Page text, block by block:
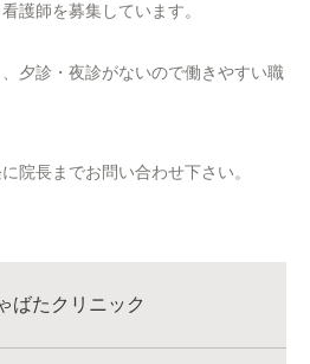
護師を募集しています。
夕診・夜診がないので働きやすい職
院長までお問い合わせ下さい。
ばたクリニック